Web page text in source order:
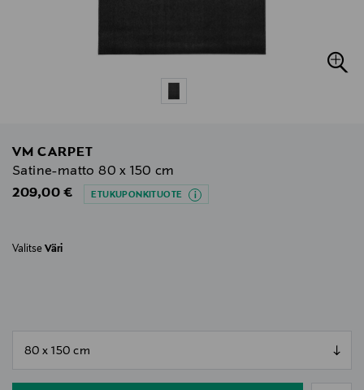
VM CARPET
Satine-matto 80 x 150 cm
Original Price
209,00 € ETUKUPONKITUOTE
Valitse Väri